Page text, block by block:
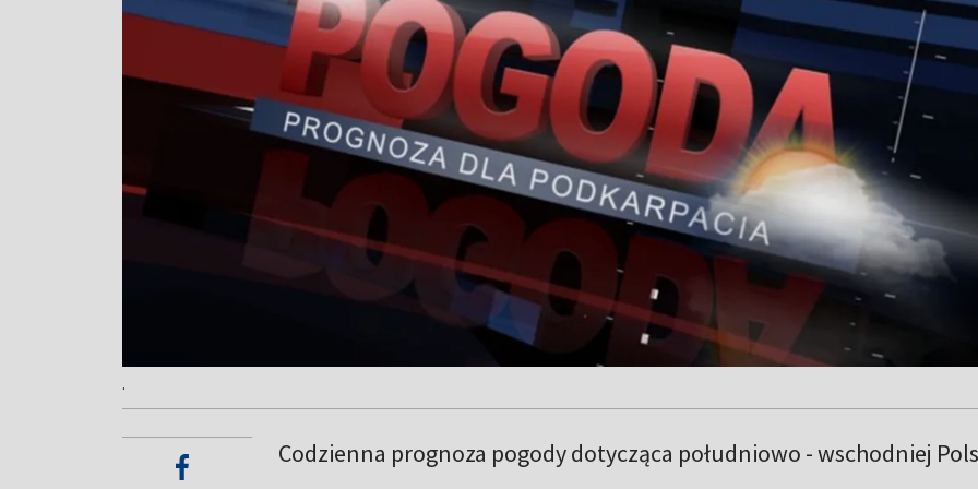
.
Codzienna prognoza pogody dotycząca południowo - wschodniej